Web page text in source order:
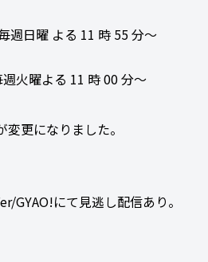
週日曜 よる 11 時 55 分～
火曜よる 11 時 00 分～
更になりました。
GYAO!にて見逃し配信あり。